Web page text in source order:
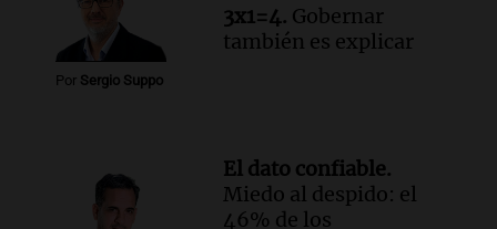
Por Sergio Suppo
3x1=4. Gobernar
también es explicar
El dato confiable.
Miedo al despido: el
46% de los